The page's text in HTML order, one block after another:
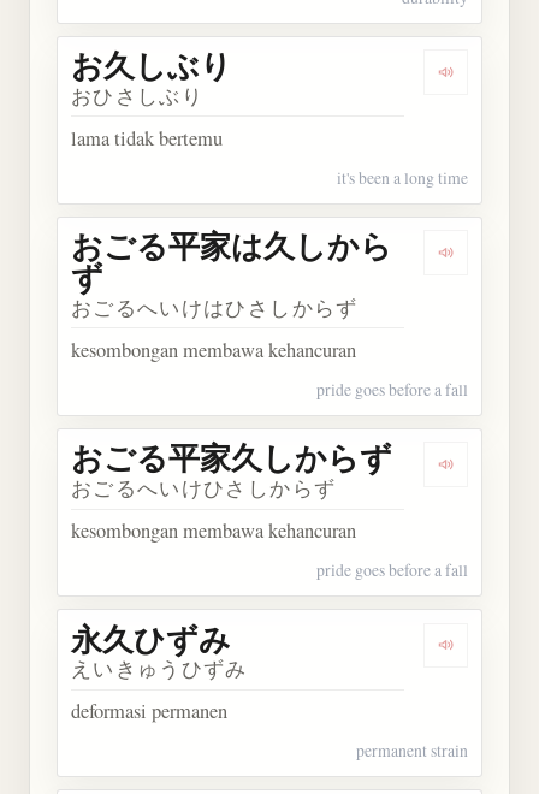
Dengarkan
お久しぶり
おひさしぶり
lama tidak bertemu
it's been a long time
Dengarkan
おごる平家は久しから
ず
おごるへいけはひさしからず
kesombongan membawa kehancuran
pride goes before a fall
Dengarkan
おごる平家久しからず
おごるへいけひさしからず
kesombongan membawa kehancuran
pride goes before a fall
Dengarkan
永久ひずみ
えいきゅうひずみ
deformasi permanen
permanent strain